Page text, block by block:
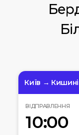
Київ →
ВІДПРАВЛЕННЯ
10:00